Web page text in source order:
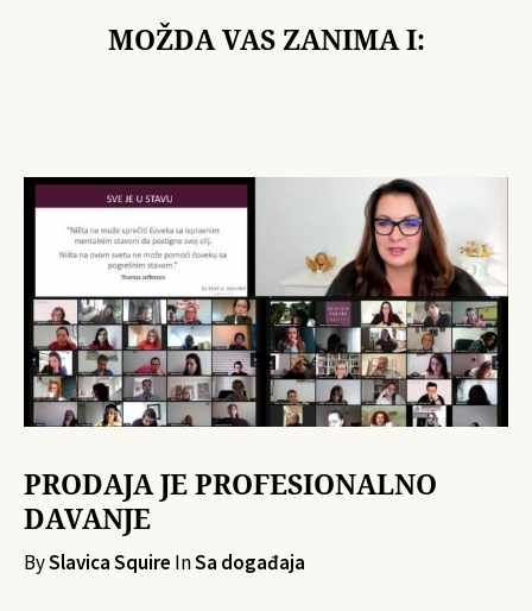
MOŽDA VAS ZANIMA I:
PRODAJA JE PROFESIONALNO
DAVANJE
BySlavica Squire InSa događaja